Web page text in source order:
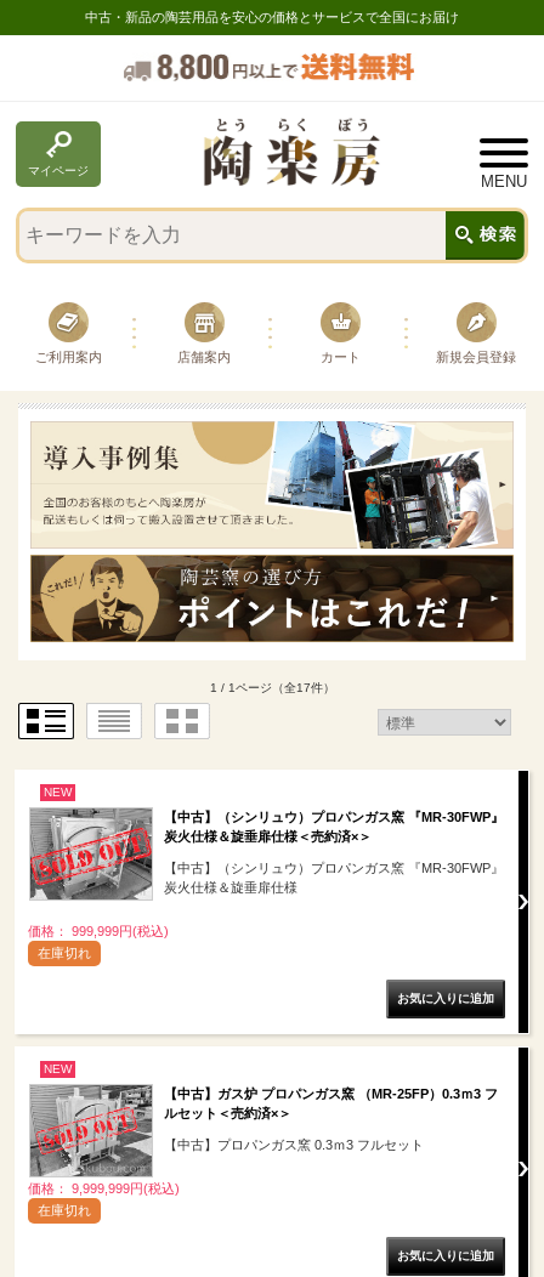
中古・新品の陶芸用品を安心の価格とサービスで全国にお届け
マイページ
ご利用案内 店舗案内 カート 新規会員登録
1 / 1ページ （全17件）
NEW
【中古】（シンリュウ）プロパンガス窯 『MR-30FWP』
炭火仕様＆旋垂扉仕様＜売約済×＞
【中古】（シンリュウ）プロパンガス窯 『MR-30FWP』
炭火仕様＆旋垂扉仕様
価格： 999,999円(税込)
在庫切れ
NEW
【中古】ガス炉 プロパンガス窯 （MR-25FP）0.3ｍ3 フ
ルセット＜売約済×＞
【中古】プロパンガス窯 0.3ｍ3 フルセット
価格： 9,999,999円(税込)
在庫切れ